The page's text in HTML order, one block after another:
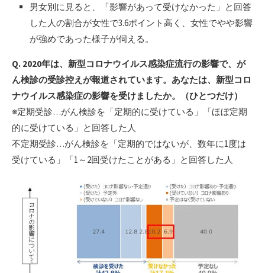
男女別に見ると、「影響があって受けなかった」と回答
した人の割合が女性で3.6ポイント高く、女性でやや影響
が強めであった様子が伺える。
Q. 2020年は、新型コロナウイルス感染症流行の影響で、が
ん検診の受診控えが報道されています。あなたは、新型コロ
ナウイルス感染症の影響を受けましたか。（ひとつだけ）
※定期受診…がん検診を「定期的に受けている」「ほぼ定期
的に受けている」と回答した人
不定期受診…がん検診を「定期的ではないが、数年に1度は
受けている」「1～2回受けたことがある」と回答した人